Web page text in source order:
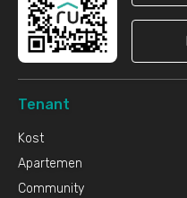
Tenant
Kost
Apartemen
Community